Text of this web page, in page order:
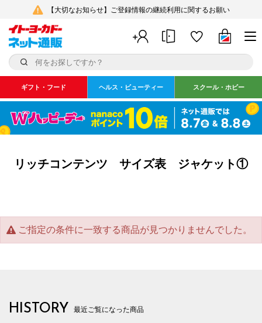
【大切なお知らせ】ご登録情報の継続利用に関するお願い
ギフト・フード ヘルス・ビューティー スクール・ホビー
リッチコンテンツ サイズ表 ジャケット①
ご指定の条件に一致する商品が見つかりませんでした。
HISTORY 最近ご覧になった商品